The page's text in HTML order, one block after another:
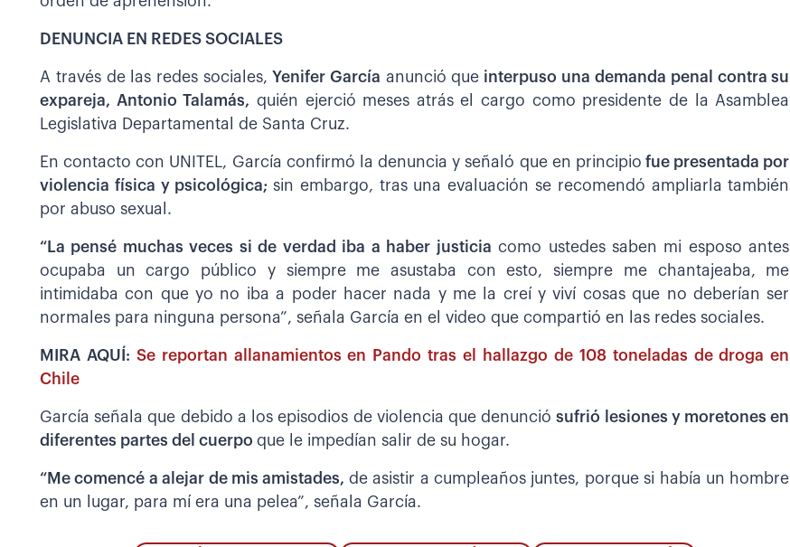
DENUNCIA EN REDES SOCIALES
A través de las redes sociales, Yenifer García anunció que interpuso una demanda penal contra su
expareja, Antonio Talamás, quién ejerció meses atrás el cargo como presidente de la Asamblea
Legislativa Departamental de Santa Cruz.
En contacto con UNITEL, García confirmó la denuncia y señaló que en principio fue presentada por
violencia física y psicológica;sin embargo, tras una evaluación se recomendó ampliarla también
por abuso sexual.
“La pensé muchas veces si de verdad iba a haber justicia como ustedes saben mi esposo antes
ocupaba un cargo público y siempre me asustaba con esto, siempre me chantajeaba, me
intimidaba con que yo no iba a poder hacer nada y me la creí y viví cosas que no deberían ser
normales para ninguna persona”, señala García en el video que compartió en las redes sociales.
MIRA AQUÍ: Se reportan allanamientos en Pando tras el hallazgo de 108 toneladas de droga en
Chile
García señala que debido a los episodios de violencia que denunciósufrió lesiones y moretones en
diferentes partes del cuerpo que le impedían salir de su hogar.
“Me comencé a alejar de mis amistades, de asistir a cumpleaños juntes, porque si había un hombre
en un lugar, para mí era una pelea”, señala García.